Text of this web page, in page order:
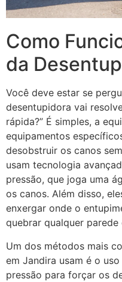
Como
da
Você deve estar se
desentupidora vai
rápida?” É simples, a
equipamentos
desobstruir os canos
usam tecnologia
pressão, que joga uma
os canos. Além disso,
enxergar onde o
quebrar qualquer parede
Um dos métodos mais
em Jandira usam é o
pressão para forçar os